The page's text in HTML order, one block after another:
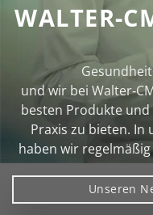
WALTER-
und wir bei
besten Produkte
Praxis zu bieten. In
haben wir
Unseren